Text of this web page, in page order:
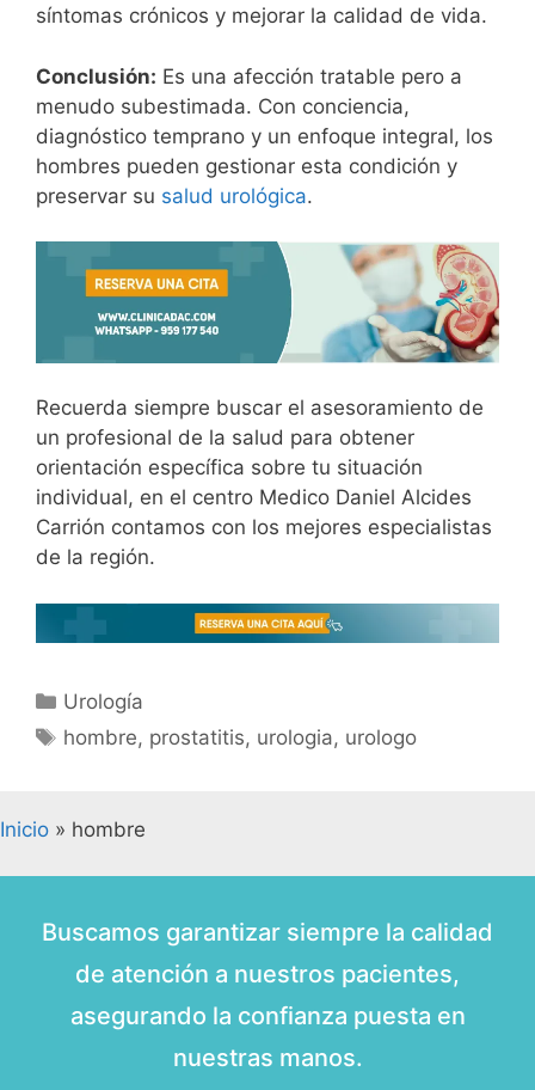
síntomas crónicos y mejorar la calidad de vida.
Conclusión: Es una afección tratable pero a
menudo subestimada. Con conciencia,
diagnóstico temprano y un enfoque integral, los
hombres pueden gestionar esta condición y
preservar su salud urológica.
Recuerda siempre buscar el asesoramiento de
un profesional de la salud para obtener
orientación específica sobre tu situación
individual, en el centro Medico Daniel Alcides
Carrión contamos con los mejores especialistas
de la región.
Urología
hombre, prostatitis, urologia, urologo
Inicio » hombre
Buscamos garantizar siempre la calidad
de atención a nuestros pacientes,
asegurando la confianza puesta en
nuestras manos.